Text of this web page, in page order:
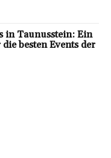
in Taunusstein: Ein
besten Events der